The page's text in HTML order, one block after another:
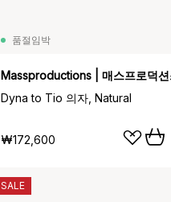
품절임박
Massproductions | 매스프로덕
Dyna to Tio 의자, Natural
₩172,600
SALE